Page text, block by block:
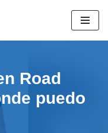
Road
puedo